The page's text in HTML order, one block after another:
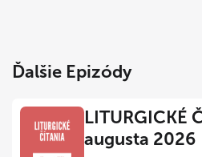
Ďalšie Epizódy
LITURGICKÉ
augusta 2026